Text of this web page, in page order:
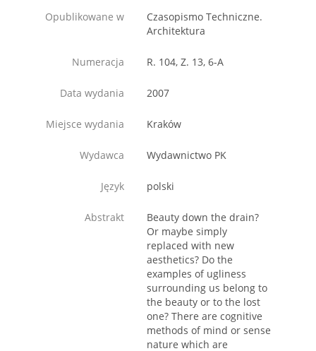
Opublikowane w
Czasopismo Techniczne.
Architektura
Numeracja R. 104, Z. 13, 6-A
Data wydania 2007
Miejsce wydania Kraków
Wydawca Wydawnictwo PK
Język polski
Abstrakt
Beauty down the drain?
Or maybe simply
replaced with new
aesthetics? Do the
examples of ugliness
surrounding us belong to
the beauty or to the lost
one? There are cognitive
methods of mind or sense
nature which are